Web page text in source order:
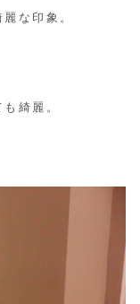
な印象。
綺麗。